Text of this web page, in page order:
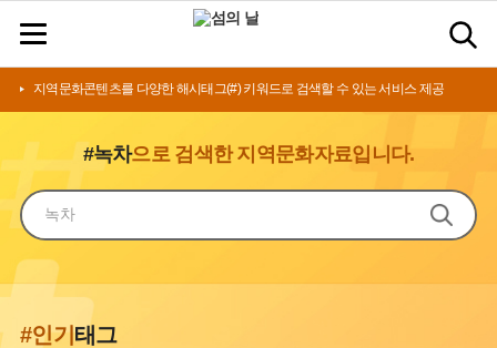
지역문화콘텐츠를 다양한 해시태그(#) 키워드로 검색할 수 있는 서비스 제공
#녹차으로 검색한 지역문화자료입니다.
#인기태그